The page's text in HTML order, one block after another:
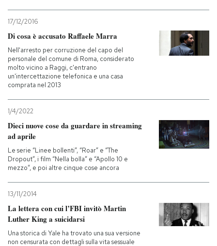
17/12/2016
Di cosa è accusato Raffaele Marra
Nell'arresto per corruzione del capo del
personale del comune di Roma, considerato
molto vicino a Raggi, c'entrano
un'intercettazione telefonica e una casa
comprata nel 2013
1/4/2022
Dieci nuove cose da guardare in streaming
ad aprile
Le serie “Linee bollenti”, “Roar” e “The
Dropout”, i film “Nella bolla” e “Apollo 10 e
mezzo”, e poi altre cinque cose ancora
13/11/2014
La lettera con cui l’FBI invitò Martin
Luther King a suicidarsi
Una storica di Yale ha trovato una sua versione
non censurata con dettagli sulla vita sessuale